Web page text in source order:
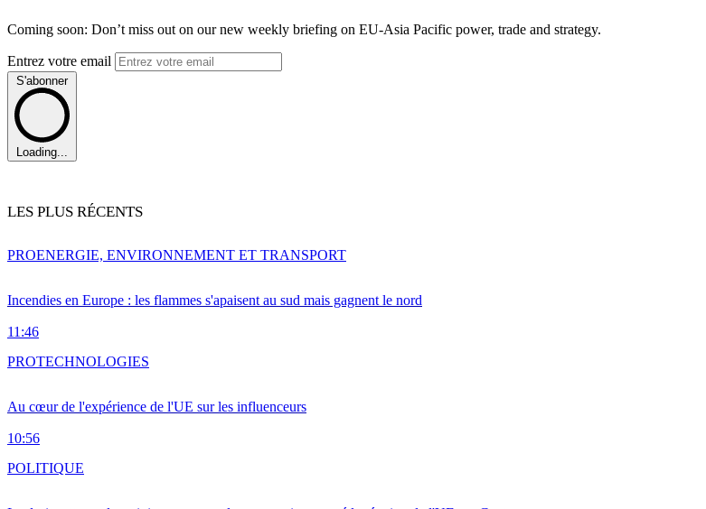
Coming soon: Don’t miss out on our new weekly briefing on EU-Asia Pacific power, trade and strategy.
Entrez votre email
S'abonner
Loading...
LES PLUS RÉCENTS
Incendies en Europe : les flammes s'apaisent au sud mais gagnent le nord
11:46
PROENERGIE, ENVIRONNEMENT ET TRANSPORT
Au cœur de l'expérience de l'UE sur les influenceurs
10:56
PROTECHNOLOGIES
POLITIQUE